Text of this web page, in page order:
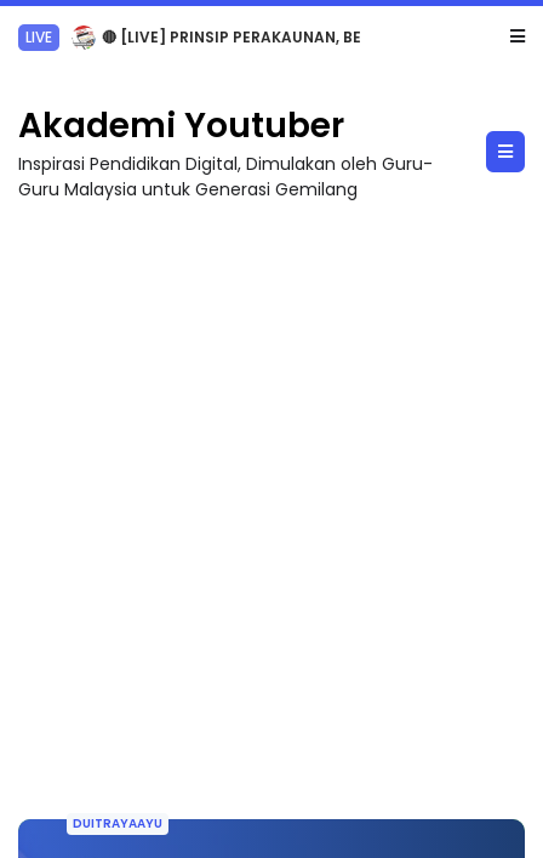
TRANSFORMASI DIGITAL GURU SIRI 7 : PAHLAWAN DIGITAL PENYELAMAT DUNIA
Akademi Youtuber
Inspirasi Pendidikan Digital, Dimulakan oleh Guru-
Guru Malaysia untuk Generasi Gemilang
DUITRAYAAYU